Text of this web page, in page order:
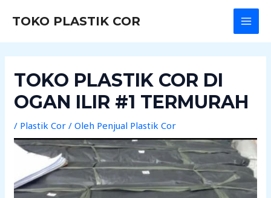
TOKO PLASTIK COR
TOKO PLASTIK COR DI
OGAN ILIR #1 TERMURAH
/ Plastik Cor / Oleh Penjual Plastik Cor
navigation